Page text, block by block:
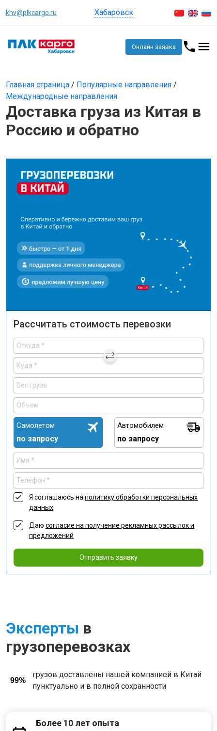
khv@plkcargo.ru Хабаровск
Онлайн заявка
Главная страница / Популярные направления /
Международные направления
Доставка груза из Китая в
Россию и обратно
Рассчитать стоимость перевозки
Самолетом
по запросу
Автомобилем
по запросу
Я соглашаюсь наполитику обработки персональных
данных
Даю согласие на получение рекламных рассылок и
предложений
Отправить заявку
Эксперты в
грузоперевозках
99%
грузов доставлены нашей компанией в Китай
пунктуально и в полной сохранности
Более 10 лет опыта